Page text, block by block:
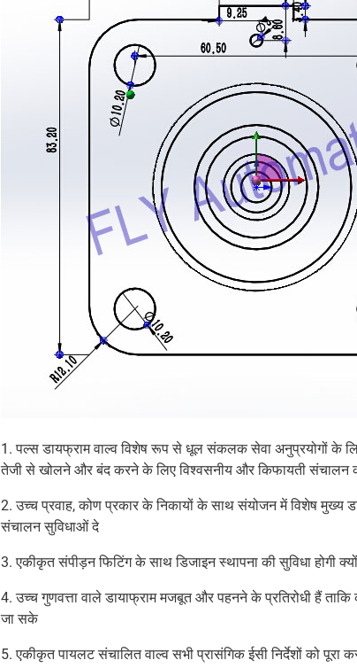
1. पल्स डायफ्राम वाल्व विशेष रूप से धूल संकलक सेवा अनुप्रयोगों के
तेजी से खोलने और बंद करने के लिए विश्वसनीय और किफायती संचालन
2. उच्च प्रवाह, कोण प्रकार के निकायों के साथ संयोजन में विशेष मुख्य
संचालन सुविधाओं दे
3. एकीकृत संपीड़न फिटिंग के साथ डिजाइन स्थापना की सुविधा होगी
4. उच्च गुणवत्ता वाले डायाफ्राम मजबूत और पहनने के प्रतिरोधी हैं
जा सके
5. एकीकृत पायलट संचालित वाल्व सभी प्रासंगिक ईसी निर्देशों को पूरा